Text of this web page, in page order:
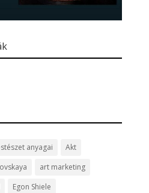
anyagai
Akt
art marketing
Egon Shiele